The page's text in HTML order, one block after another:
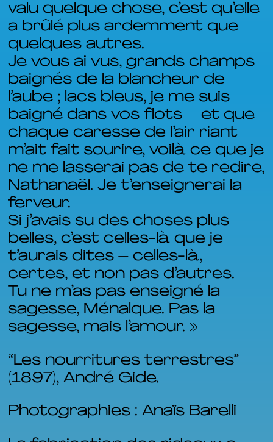
valu quelque chose, c’est qu’elle
a brûlé plus ardemment que
quelques autres.
Je vous ai vus, grands champs
baignés de la blancheur de
l’aube ; lacs bleus, je me suis
baigné dans vos flots – et que
chaque caresse de l’air riant
m’ait fait sourire, voilà ce que je
ne me lasserai pas de te redire,
Nathanaël. Je t’enseignerai la
ferveur.
Si j’avais su des choses plus
belles, c’est celles-là que je
t’aurais dites – celles-là,
certes, et non pas d’autres.
Tu ne m’as pas enseigné la
sagesse, Ménalque. Pas la
sagesse, mais l’amour. »
“Les nourritures terrestres”
(1897), André Gide.
Photographies : Anaïs Barelli